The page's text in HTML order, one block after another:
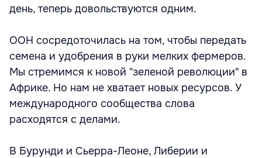
день, теперь довольствуются одним.
ООН сосредоточилась на том, чтобы передать
семена и удобрения в руки мелких фермеров.
Мы стремимся к новой "зеленой революции" в
Африке. Но нам не хватает новых ресурсов. У
международного сообщества слова
расходятся с делами.
В Бурунди и Сьерра-Леоне, Либерии и